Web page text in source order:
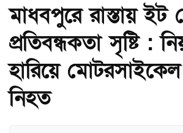
মাধবপুরে রাস্তায় ইট
প্রতিবন্ধকতা সৃষ্টি :
হারিয়ে
নিহত